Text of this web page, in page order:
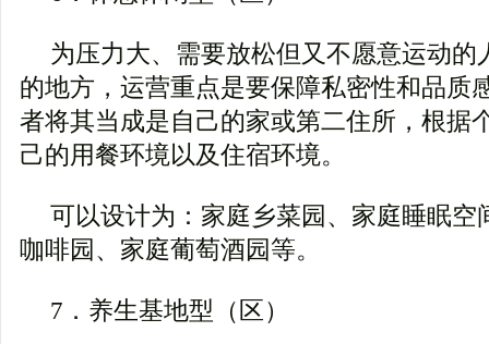
为压力大、需要放松但又不愿意运动的
的地方，运营重点是要保障私密性和品质
者将其当成是自己的家或第二住所，根据
己的用餐环境以及住宿环境。
可以设计为：家庭乡菜园、家庭睡眠空
咖啡园、家庭葡萄酒园等。
7．养生基地型（区）